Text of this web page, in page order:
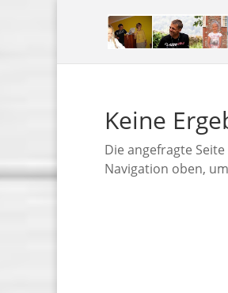
Keine
Die angefragte
Navigation oben,